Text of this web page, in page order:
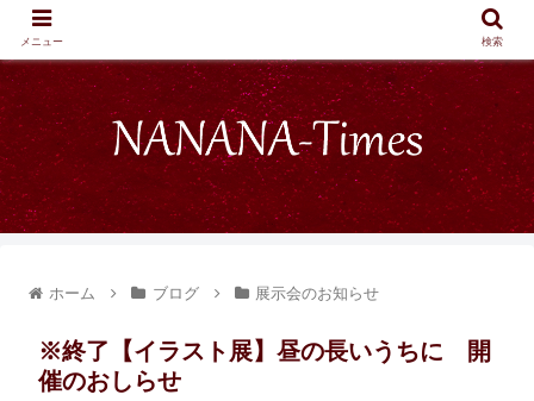
ホーム ブログ 展示会のお知らせ
※終了【イラスト展】昼の長いうちに 開
催のおしらせ
メニュー 検索